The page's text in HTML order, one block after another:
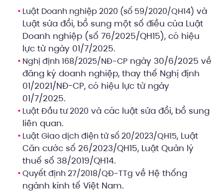
Luật Doanh nghiệp 2020 (số 59/2020/QH14) và
Luật sửa đổi, bổ sung một số điều của Luật
Doanh nghiệp (số 76/2025/QH15), có hiệu
lực từ ngày 01/7/2025.
Nghị định 168/2025/NĐ-CP ngày 30/6/2025 về
đăng ký doanh nghiệp, thay thế Nghị định
01/2021/NĐ-CP, có hiệu lực từ ngày
01/7/2025.
Luật Đầu tư 2020 và các luật sửa đổi, bổ sung
liên quan.
Luật Giao dịch điện tử số 20/2023/QH15, Luật
Căn cước số 26/2023/QH15, Luật Quản lý
thuế số 38/2019/QH14.
Quyết định 27/2018/QĐ-TTg về Hệ thống
ngành kinh tế Việt Nam.